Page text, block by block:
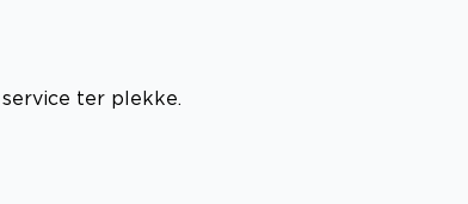
ter plekke.